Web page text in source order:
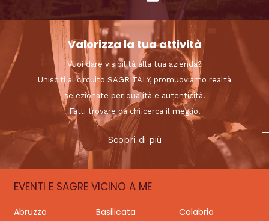
Valorizza la tua attività
Vuoi dare visibilità alla tua azienda?
Unisciti al circuito SAGRITALY, promuoviamo realtà
selezionate per qualità e autenticità.
Fatti trovare da chi cerca il meglio!
Scopri di più
EVENTI E SAGRE VICINO A ME
Abruzzo Basilicata
Calabria